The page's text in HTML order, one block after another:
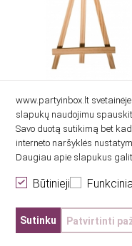
Stovelis-molbertas,
medinis (14 cm)
2.00€
www.partyinbox.lt
slapukų naudojimu
Savo duotą sutikimą bet
interneto naršyklės
Daugiau apie slapukus
Būtinieji
Sutinku Patvirtinti